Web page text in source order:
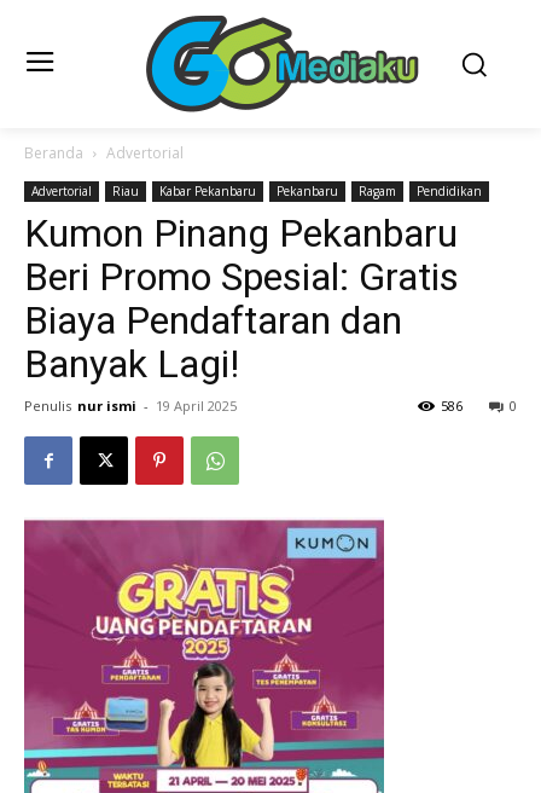
Beranda Advertorial
Advertorial Riau Kabar Pekanbaru Pekanbaru Ragam Pendidikan
Kumon Pinang Pekanbaru
Beri Promo Spesial: Gratis
Biaya Pendaftaran dan
Banyak Lagi!
Penulis nur ismi - 19 April 2025 0
586